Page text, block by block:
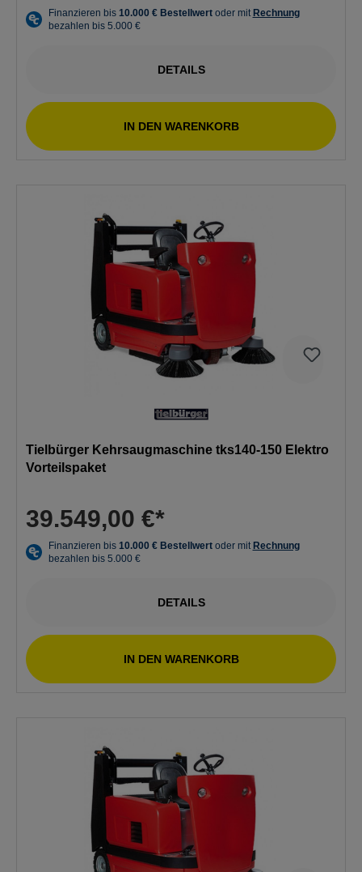
DETAILS
IN DEN WARENKORB
Tielbürger Kehrsaugmaschine tks140-150 Elektro
Vorteilspaket
39.549,00 €*
DETAILS
IN DEN WARENKORB